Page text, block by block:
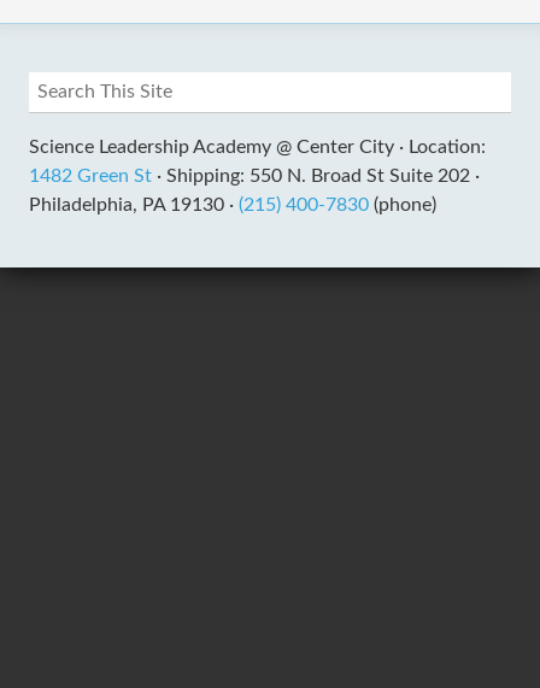
Science Leadership Academy @ Center City · Location:
1482 Green St · Shipping: 550 N. Broad St Suite 202 ·
Philadelphia, PA 19130 · (215) 400-7830 (phone)